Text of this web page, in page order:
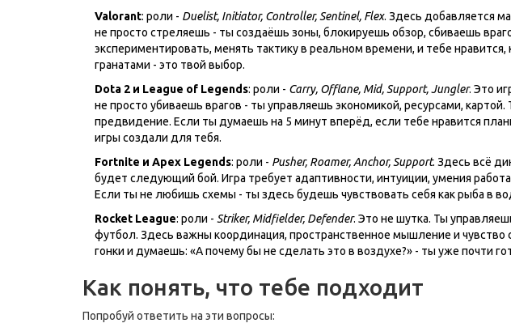
Valorant: роли - Duelist, Initiator, Controller, Sentinel, Flex. Здесь добавляется
не просто стреляешь - ты создаёшь зоны, блокируешь обзор, сбиваешь
экспериментировать, менять тактику в реальном времени, и тебе нравится,
гранатами - это твой выбор.
Dota 2 и League of Legends: роли - Carry, Offlane, Mid, Support, Jungler. Это
не просто убиваешь врагов - ты управляешь экономикой, ресурсами, картой.
предвидение. Если ты думаешь на 5 минут вперёд, если тебе нравится
игры создали для тебя.
Fortnite и Apex Legends: роли - Pusher, Roamer, Anchor, Support. Здесь всё
будет следующий бой. Игра требует адаптивности, интуиции, умения
Если ты не любишь схемы - ты здесь будешь чувствовать себя как рыба в
Rocket League: роли - Striker, Midfielder, Defender. Это не шутка. Ты
футбол. Здесь важны координация, пространственное мышление и чувство
гонки и думаешь: «А почему бы не сделать это в воздухе?» - ты уже почти
Как понять, что тебе подходит
Попробуй ответить на эти вопросы: